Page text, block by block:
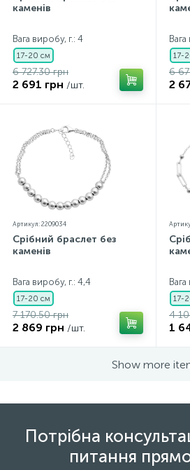
каменів
Вага виробу, г.: 4
17-20 см
6 727.30 грн
2 691 грн /шт.
17-
6
2
Артикул: 2209034
Срібний браслет без
каменів
Вага виробу, г.: 4,4
17-20 см
7 170.50 грн
2 869 грн /шт.
17-
4
1
Show more
Потрібна
питання